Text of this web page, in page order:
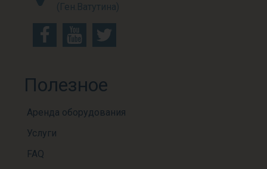
(Ген.Ватутина)
Полезное
Аренда оборудования
Услуги
FAQ